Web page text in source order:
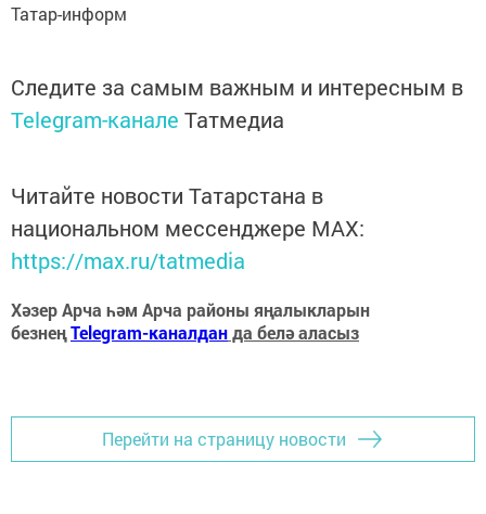
Татар-информ
Следите за самым важным и интересным в
Telegram-канале Татмедиа
Читайте новости Татарстана в
национальном мессенджере MАХ:
https://max.ru/tatmedia
Хәзер Арча һәм Арча районы яңалыкларын
безнеңTelegram-каналданда белә аласыз
Перейти на страницу новости